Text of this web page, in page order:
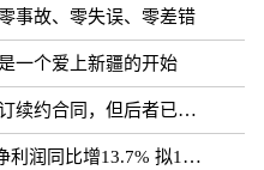
事故、零失误、零差错
一个爱上新疆的开始
，但后者已得到门德斯承诺
比增13.7% 拟10派0.796元